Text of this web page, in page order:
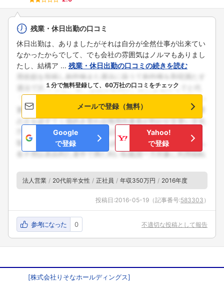
残業・休日出勤の口コミ
休日出勤は、ありましたがそれは自分が全然仕事が出来てい
なかったからでして、でも会社の雰囲気はノルマもありまし
たし、結構ア ... 残業・休日出勤の口コミの続きを読む
１分で無料登録して、60万社の口コミをチェック
メールで登録（無料）
Google
で登録
Yahoo!
で登録
法人営業 20代前半女性 正社員 年収350万円 2016年度
投稿日:2016-05-19 （記事番号:583303 ）
参考になった 0 不適切な投稿として報告
[株式会社りそなホールディングス]